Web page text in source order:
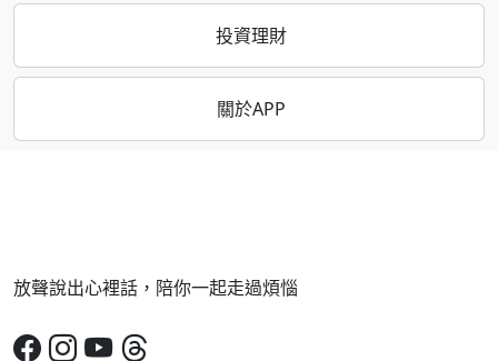
投資理財
關於APP
放聲說出心裡話，陪你一起走過煩惱